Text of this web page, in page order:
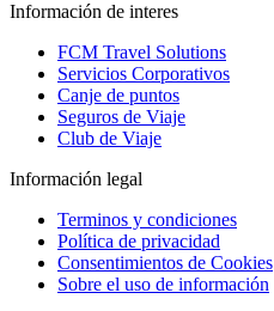
Información de interes
FCM Travel Solutions
Servicios Corporativos
Canje de puntos
Seguros de Viaje
Club de Viaje
Información legal
Terminos y condiciones
Política de privacidad
Consentimientos de Cookies
Sobre el uso de información